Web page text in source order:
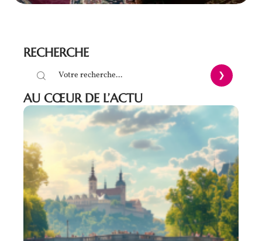
RECHERCHE
AU CŒUR DE L’ACTU